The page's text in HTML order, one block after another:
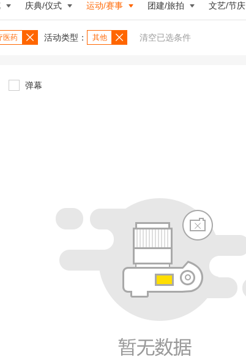
庆典/仪式 运动/赛事 团建/旅拍 文艺/节庆
医药 活动类型： 其他 清空已选条件
弹幕